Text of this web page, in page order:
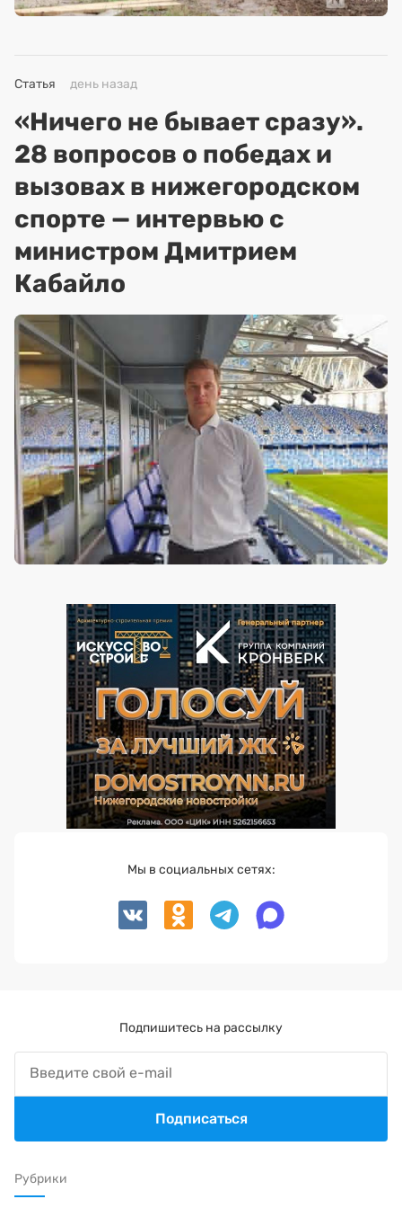
Статья день назад
«Ничего не бывает сразу».
28 вопросов о победах и
вызовах в нижегородском
спорте — интервью с
министром Дмитрием
Кабайло
Рубрики
Мы в социальных сетях:
Подпишитесь на рассылку
Подписаться